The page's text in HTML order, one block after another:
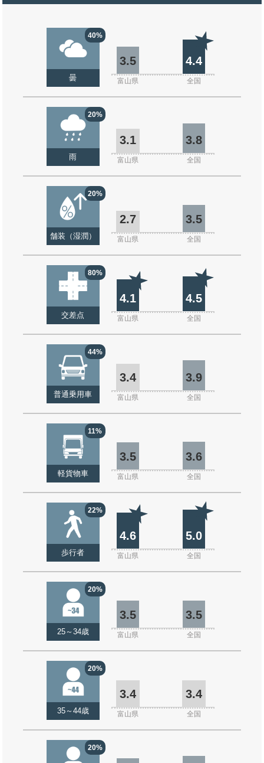
40%
曇
3.5 4.4
富山県 全国
20%
雨
3.1 3.8
富山県 全国
20%
舗装（湿潤）
2.7 3.5
富山県 全国
80%
交差点
4.1 4.5
富山県 全国
44%
普通乗用車
3.4 3.9
富山県 全国
11%
軽貨物車
3.5 3.6
富山県 全国
22%
歩行者
4.6 5.0
富山県 全国
20%
25～34歳
3.5 3.5
富山県 全国
20%
35～44歳
3.4 3.4
富山県 全国
20%